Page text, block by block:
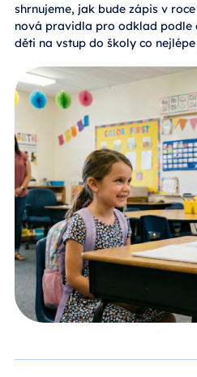
shrnujeme, jak bude zápis v
nová pravidla pro odklad podle
děti na vstup do školy co